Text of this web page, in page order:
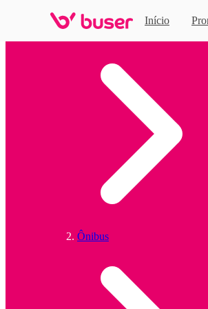
Início
Ônibus